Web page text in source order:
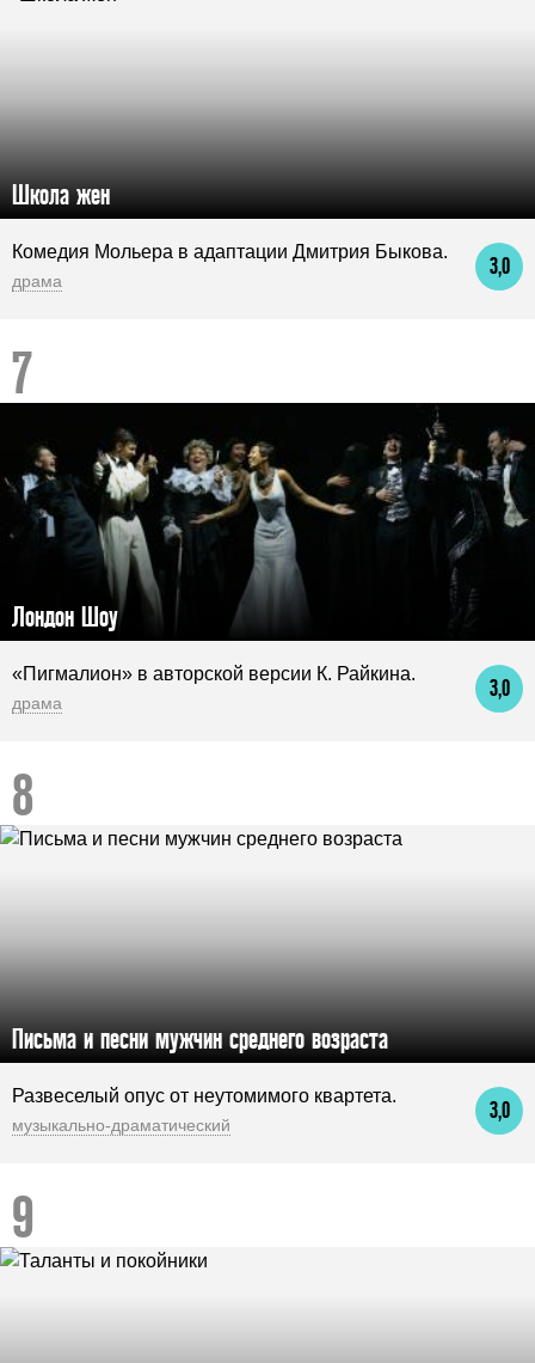
Школа жен
3,0
Комедия Мольера в адаптации Дмитрия Быкова.
драма
Лондон Шоу
3,0
«Пигмалион» в авторской версии К. Райкина.
драма
Письма и песни мужчин среднего возраста
3,0
Развеселый опус от неутомимого квартета.
музыкально-драматический